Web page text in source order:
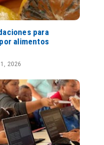
para
alimentos
2026